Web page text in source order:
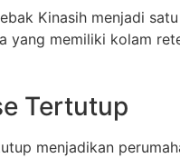
Kinasih menjadi
yang memiliki kolam
Tertutup
menjadikan